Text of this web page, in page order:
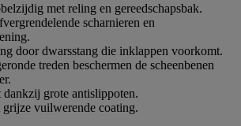
met reling en gereedschapsbak.
scharnieren en
door dwarsstang die inklappen voorkomt.
treden beschermen de scheenbenen
grote antislippoten.
grijze vuilwerende coating.